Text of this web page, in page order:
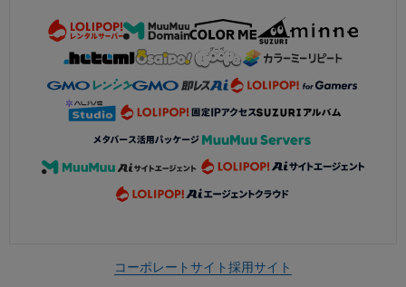
コーポレートサイト採用サイト